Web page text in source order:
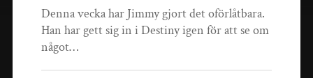
Denna vecka har Jimmy gjort det oförlåtbara.
Han har gett sig in i Destiny igen för att se om
något…